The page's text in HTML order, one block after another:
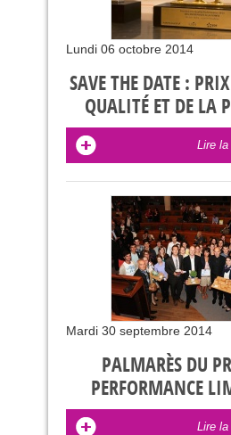
Lundi 06 octobre 2014
SAVE THE DATE :
QUALITÉ ET DE LA
Lire
Mardi 30 septembre 2014
PALMARÈS DU
PERFORMANCE
Lire